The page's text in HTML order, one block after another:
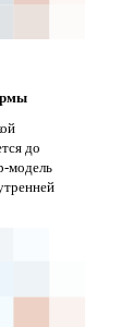
до
модель